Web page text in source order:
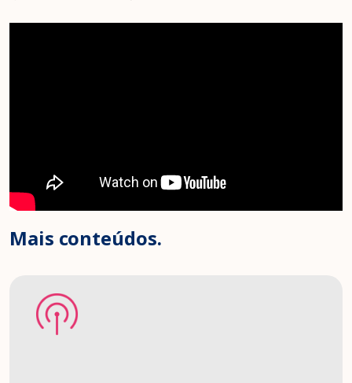
Mais conteúdos.